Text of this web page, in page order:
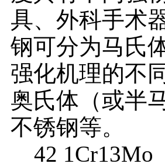
具、外科手术
钢可分为马氏
强化机理的不
奥氏体（或半
不锈钢等。
42 1Cr13Mo